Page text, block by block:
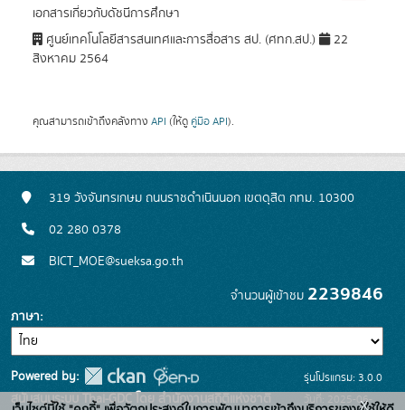
เอกสารเกี่ยวกับดัชนีการศึกษา
ศูนย์เทคโนโลยีสารสนเทศและการสื่อสาร สป. (ศทก.สป.)
22
สิงหาคม 2564
คุณสามารถเข้าถึงคลังทาง API (ให้ดู คู่มือ API).
319 วังจันทรเกษม ถนนราชดำเนินนอก เขตดุสิต กทม. 10300
02 280 0378
BICT_MOE@sueksa.go.th
จำนวนผู้เข้าชม 2239846
ภาษา
Powered by:
สนับสนุนระบบ Thai-GDC โดย สำนักงานสถิติแห่งชาติ
รุ่นโปรแกรม: 3.0.0
วันที่: 2025-06-